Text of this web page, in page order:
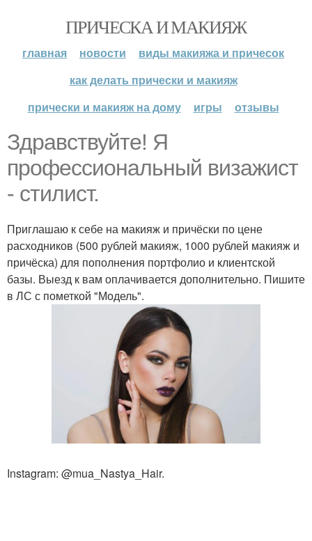
ПРИЧЕСКА И МАКИЯЖ
главная новости
виды макияжа и причесок
как делать прически и макияж
прически и макияж на дому
игры отзывы
Здравствуйте! Я
профессиональный визажист
- стилист.
Приглашаю к себе на макияж и причёски по цене
расходников (500 рублей макияж, 1000 рублей макияж и
причёска) для пополнения портфолио и клиентской
базы. Выезд к вам оплачивается дополнительно. Пишите
в ЛС с пометкой "Модель".
Instagram: @mua_Nastya_Hair.